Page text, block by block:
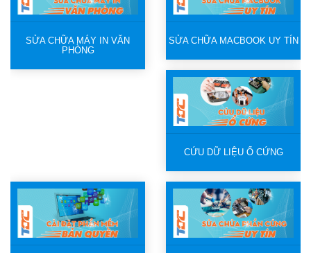
SỬA CHỮA MÁY IN VĂN
PHÒNG
SỬA CHỮA MACBOOK UY TÍN
CỨU DỮ LIỆU Ổ CỨNG